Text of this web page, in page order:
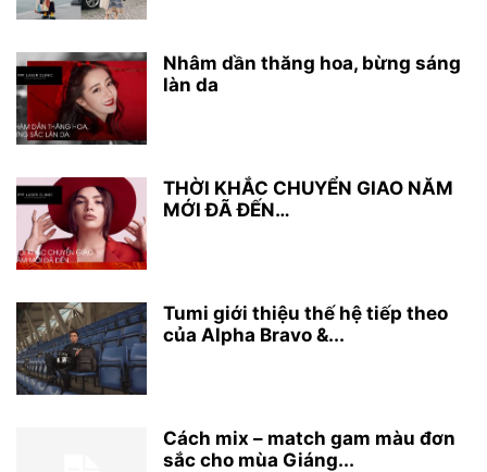
Nhâm dần thăng hoa, bừng sáng
làn da
THỜI KHẮC CHUYỂN GIAO NĂM
MỚI ĐÃ ĐẾN…
Tumi giới thiệu thế hệ tiếp theo
của Alpha Bravo &...
Cách mix – match gam màu đơn
sắc cho mùa Giáng...